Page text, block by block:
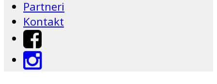
Partneri
Kontakt